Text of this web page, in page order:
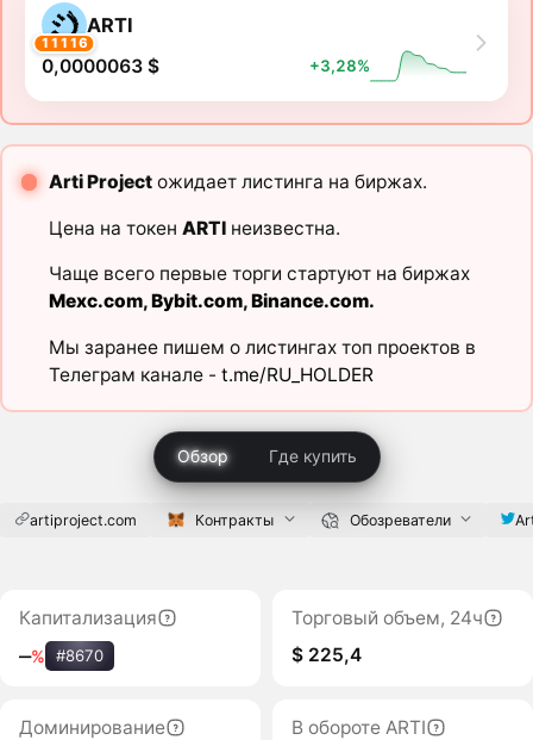
11116
ARTI
0,0000063 $ +3,28%
Arti Projectожидает листинга на биржах.
Цена на токен ARTIнеизвестна.
Чаще всего первые торги стартуют на биржах
Mexc.com,Bybit.com,Binance.com.
Мы заранее пишем о листингах топ проектов в
Телеграм канале - t.me/RU_HOLDER
Обзор Где купить
artiproject.com Контракты Обозреватели
Капитализация
‒% #8670
Торговый объем, 24ч
$ 225,4
Доминирование
В обороте ARTI